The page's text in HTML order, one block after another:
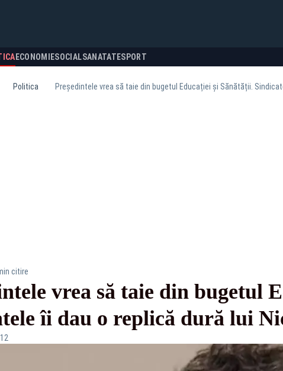
ECONOMIESOCIALSANATATESPORT
Politica Președintele vrea să taie din bugetul Educației și Sănătății.
citire
vrea să taie din bugetul
îi dau o replică dură lui